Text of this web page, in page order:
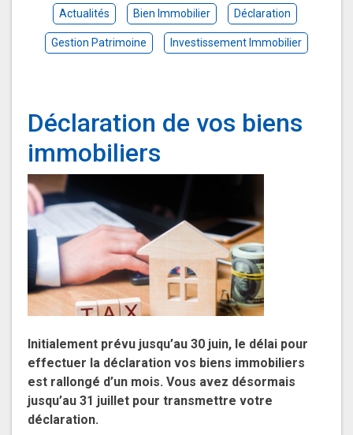
Actualités Bien Immobilier Déclaration
Gestion Patrimoine Investissement Immobilier
Déclaration de vos biens
immobiliers
Initialement prévu jusqu’au 30 juin, le délai pour
effectuer la déclaration vos biens immobiliers
est rallongé d’un mois. Vous avez désormais
jusqu’au 31 juillet pour transmettre votre
déclaration.